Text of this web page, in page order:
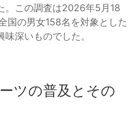
。この調査は2026年5月18
国の男女158名を対象とした
深いものでした。
ツの普及とその